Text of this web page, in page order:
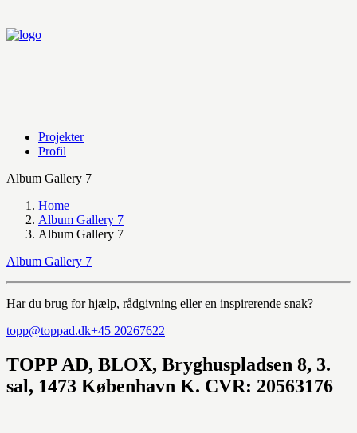
Projekter
Profil
Album Gallery 7
Home
Album Gallery 7
Album Gallery 7
Album Gallery 7
Har du brug for hjælp, rådgivning eller en inspirerende snak?
topp@toppad.dk+45 20267622
TOPP AD, BLOX, Bryghuspladsen 8, 3.
sal, 1473 København K. CVR: 20563176